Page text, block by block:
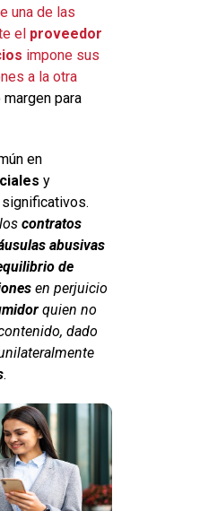
una de las
el proveedor
impone sus
a la otra
para
en
y
contratos
abusivas
de
en perjuicio
quien no
dado
.